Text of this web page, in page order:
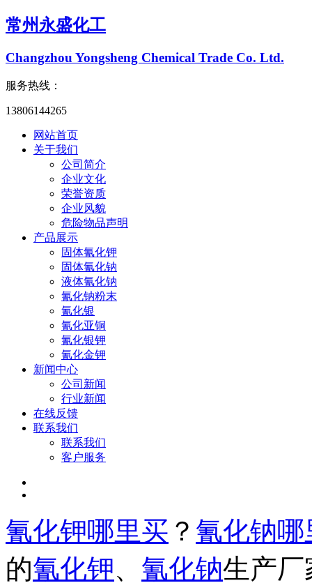
常州永盛化工
Changzhou Yongsheng Chemical Trade Co. Ltd.
服务热线：
13806144265
网站首页
关于我们
公司简介
企业文化
荣誉资质
企业风貌
危险物品声明
产品展示
固体氰化钾
固体氰化钠
液体氰化钠
氰化钠粉末
氰化银
氰化亚铜
氰化银钾
氰化金钾
新闻中心
公司新闻
行业新闻
在线反馈
联系我们
联系我们
客户服务
氰化钾哪里买 ？ 氰化钠哪
的氰化钾、 氰化钠生产厂